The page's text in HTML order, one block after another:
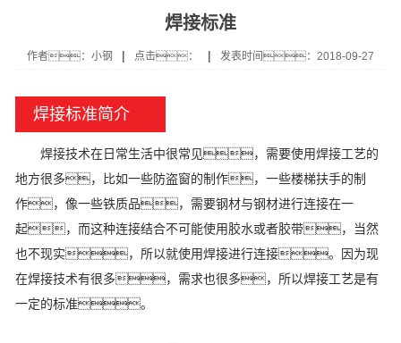
焊接标准
作者：小钢 | 点击： | 发表时间：2018-09-27
焊接标准简介
焊接技术在日常生活中很常见，需要使用焊接工艺的
地方很多，比如一些防盗窗的制作，一些楼梯扶手的制
作，像一些铁质品，需要钢材与钢材进行连接在一
起，而这种连接结合不可能使用胶水或者胶带，当然
也不现实，所以就使用焊接进行连接。因为现
在焊接技术有很多，需求也很多，所以焊接工艺是有
一定的标准。